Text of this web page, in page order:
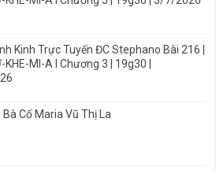
Kinh Trực Tuyến ĐC Stephano Bài 216 |
KHE-MI-A I Chương 3 | 19g30 |
Bà Cố Maria Vũ Thị La